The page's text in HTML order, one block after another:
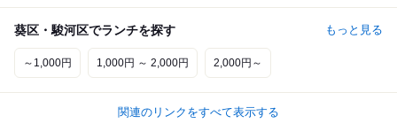
葵区・駿河区でランチを探す もっと見る
～1,000円 1,000円 ～ 2,000円 2,000円～
関連のリンクをすべて表示する